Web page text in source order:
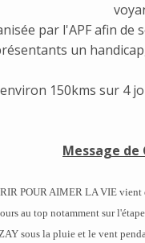
par l'APF afin
un
150kms sur 4
Message de
POUR AIMER LA VIE vient
au top notamment sur
sous la pluie et le vent